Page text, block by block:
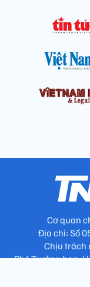
Cơ quan
Địa chỉ: Số
Chịu trách
Phó Trưởng ban: